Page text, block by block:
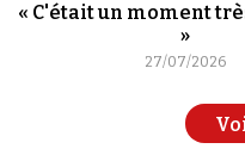
« C'était un moment
»
27/07/2026